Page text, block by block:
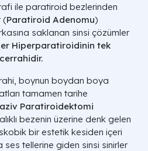
ile paratiroid bezlerinden
(Paratiroid Adenomu)
saklanan sinsi çözümler
Hiperparatiroidinin tek
boynun boydan boya
tamamen tarihe
Paratiroidektomi
bezenin üzerine denk gelen
bir estetik kesiden içeri
ses tellerine giden sinsi sinirler